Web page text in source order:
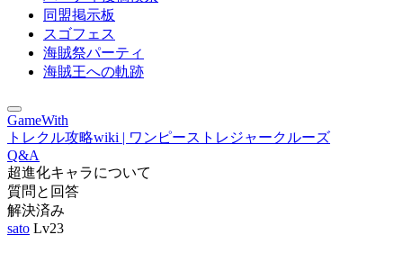
同盟掲示板
スゴフェス
海賊祭パーティ
海賊王への軌跡
GameWith
トレクル攻略wiki | ワンピーストレジャークルーズ
Q&A
超進化キャラについて
質問と回答
解決済み
sato Lv23